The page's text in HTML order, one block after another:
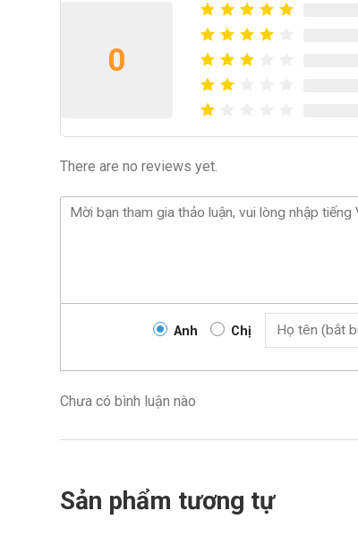
0
There are no reviews yet.
Anh Chị
Chưa có bình luận nào
Sản phẩm tương tự